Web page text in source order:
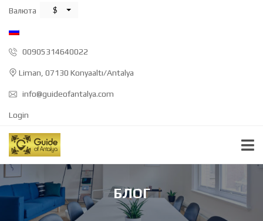
Валюта $
00905314640022
Liman, 07130 Konyaaltı/Antalya
info@guideofantalya.com
Login
БЛОГ